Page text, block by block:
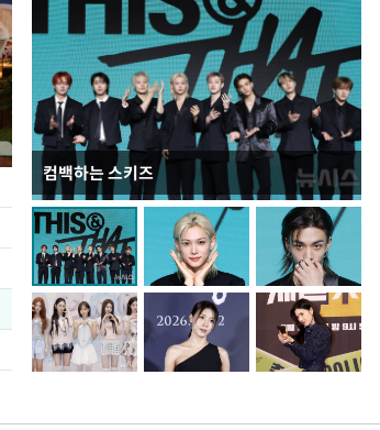
컴백하는 스키즈
지석천 뒤덮은 개구리밥